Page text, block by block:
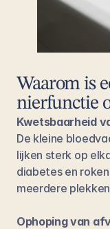
Waarom is
nierfunctie
Kwetsbaarheid
De kleine
lijken sterk op
diabetes en
meerdere
Ophoping van